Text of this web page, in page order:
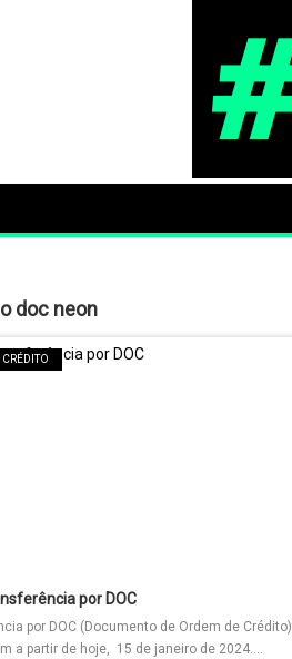
doc neon
por DOC
por DOC (Documento de Ordem de Crédito)
a partir de hoje, 15 de janeiro de 2024....